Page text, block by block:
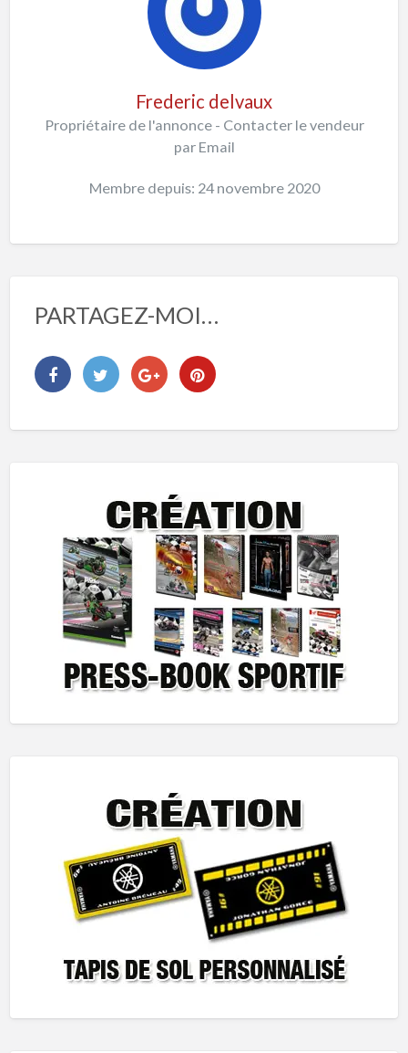
Frederic delvaux
Propriétaire de l'annonce - Contacter le vendeur
par Email
Membre depuis: 24 novembre 2020
PARTAGEZ-MOI…